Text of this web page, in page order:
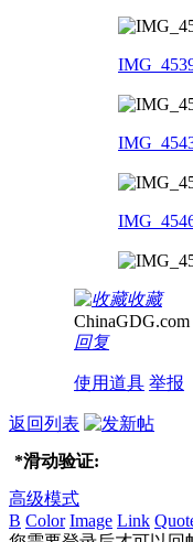
收藏
ChinaGDG.com
回复
使用道具 举报
返回列表
*滑动验证:
高级模式
B Color Image Link